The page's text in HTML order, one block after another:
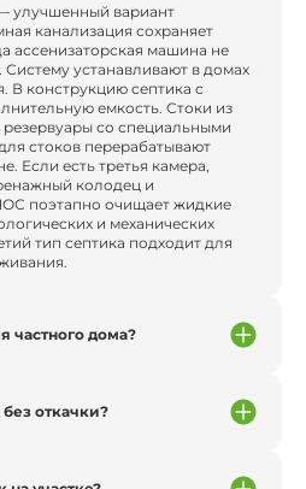
улучшенный вариант
канализация сохраняет
ассенизаторская машина не
устанавливают в домах
В конструкцию септика с
емкость. Стоки из
резервуары со специальными
стоков перерабатывают
Если есть третья камера,
колодец и
поэтапно очищает жидкие
и механических
тип септика подходит для
частного дома?
откачки?